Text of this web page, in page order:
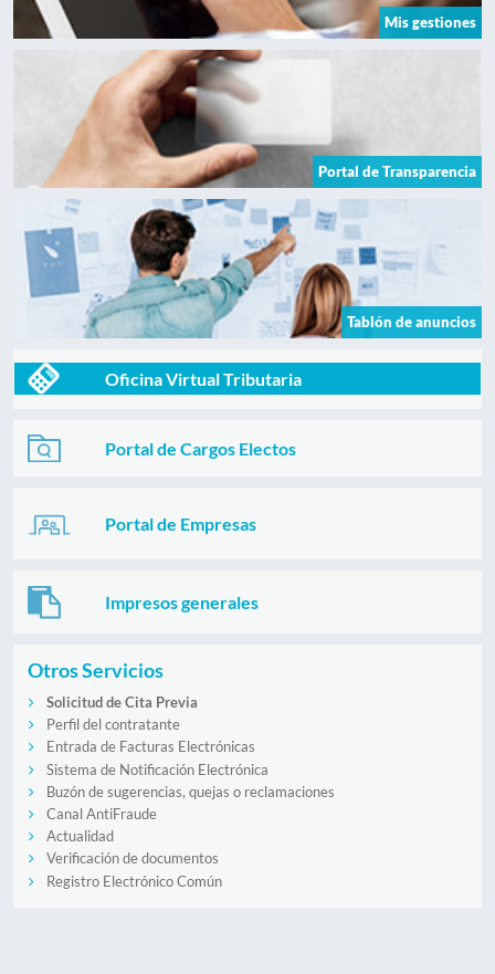
Mis gestiones
Portal de Transparencia
Tablón de anuncios
Oficina Virtual Tributaria
Portal de Cargos Electos
Portal de Empresas
Impresos generales
Otros Servicios
Solicitud de Cita Previa
Perfil del contratante
Entrada de Facturas Electrónicas
Sistema de Notificación Electrónica
Buzón de sugerencias, quejas o reclamaciones
Canal AntiFraude
Actualidad
Verificación de documentos
Registro Electrónico Común